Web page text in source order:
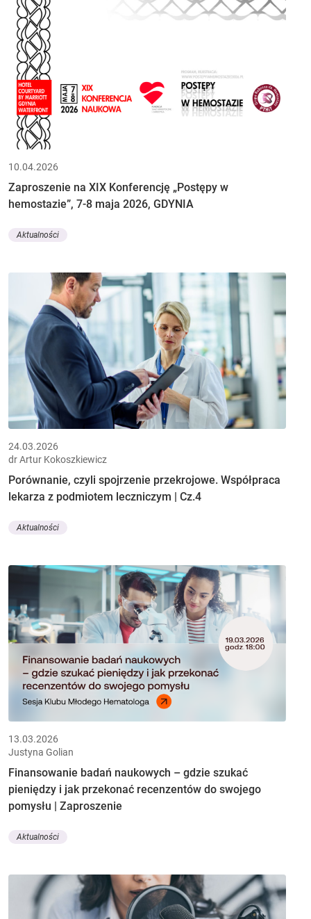
10.04.2026
Zaproszenie na XIX Konferencję „Postępy w
hemostazie”, 7-8 maja 2026, GDYNIA
Aktualności
24.03.2026
dr Artur Kokoszkiewicz
Porównanie, czyli spojrzenie przekrojowe. Współpraca
lekarza z podmiotem leczniczym | Cz.4
Aktualności
13.03.2026
Justyna Golian
Finansowanie badań naukowych – gdzie szukać
pieniędzy i jak przekonać recenzentów do swojego
pomysłu | Zaproszenie
Aktualności